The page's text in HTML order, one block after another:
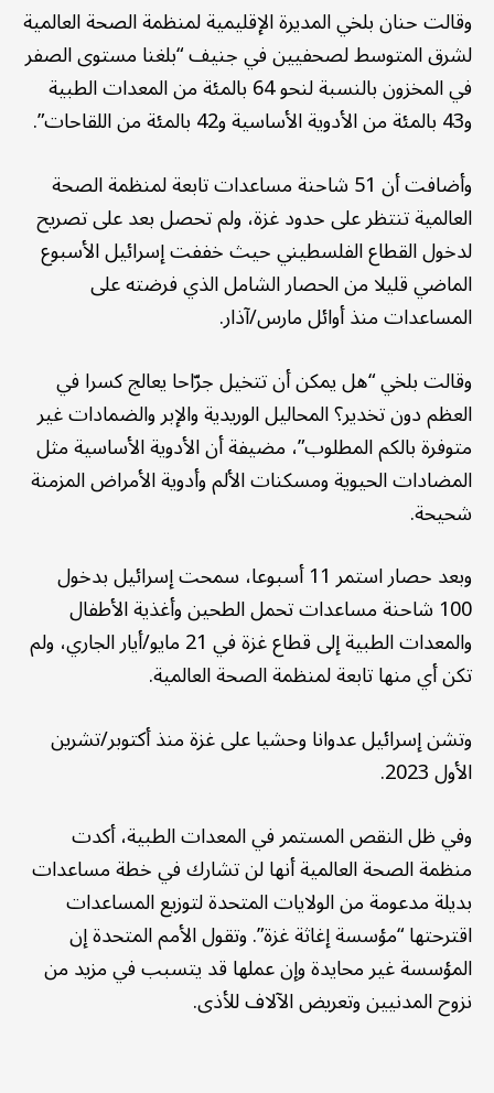
وقالت حنان بلخي المديرة الإقليمية لمنظمة الصحة العالمية
لشرق المتوسط لصحفيين في جنيف “بلغنا مستوى الصفر
في المخزون بالنسبة لنحو 64 بالمئة من المعدات الطبية
و43 بالمئة من الأدوية الأساسية و42 بالمئة من اللقاحات”.
وأضافت أن 51 شاحنة مساعدات تابعة لمنظمة الصحة
العالمية تنتظر على حدود غزة، ولم تحصل بعد على تصريح
لدخول القطاع الفلسطيني حيث خففت إسرائيل الأسبوع
الماضي قليلا من الحصار الشامل الذي فرضته على
المساعدات منذ أوائل مارس/آذار.
وقالت بلخي “هل يمكن أن تتخيل جرّاحا يعالج كسرا في
العظم دون تخدير؟ المحاليل الوريدية والإبر والضمادات غير
متوفرة بالكم المطلوب”، مضيفة أن الأدوية الأساسية مثل
المضادات الحيوية ومسكنات الألم وأدوية الأمراض المزمنة
شحيحة.
وبعد حصار استمر 11 أسبوعا، سمحت إسرائيل بدخول
100 شاحنة مساعدات تحمل الطحين وأغذية الأطفال
والمعدات الطبية إلى قطاع غزة في 21 مايو/أيار الجاري، ولم
تكن أي منها تابعة لمنظمة الصحة العالمية.
وتشن إسرائيل عدوانا وحشيا على غزة منذ أكتوبر/تشرين
الأول 2023.
وفي ظل النقص المستمر في المعدات الطبية، أكدت
منظمة الصحة العالمية أنها لن تشارك في خطة مساعدات
بديلة مدعومة من الولايات المتحدة لتوزيع المساعدات
اقترحتها “مؤسسة إغاثة غزة”. وتقول الأمم المتحدة إن
المؤسسة غير محايدة وإن عملها قد يتسبب في مزيد من
نزوح المدنيين وتعريض الآلاف للأذى.